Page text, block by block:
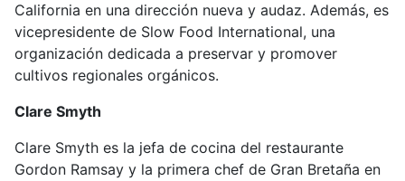
California en una dirección nueva y audaz. Además, es
vicepresidente de Slow Food International, una
organización dedicada a preservar y promover
cultivos regionales orgánicos.
Clare Smyth
Clare Smyth es la jefa de cocina del restaurante
Gordon Ramsay y la primera chef de Gran Bretaña en